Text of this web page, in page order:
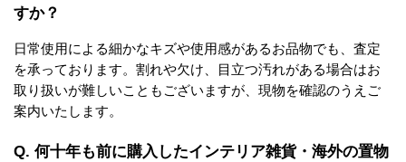
すか？
日常使用による細かなキズや使用感があるお品物でも、査定
を承っております。割れや欠け、目立つ汚れがある場合はお
取り扱いが難しいこともございますが、現物を確認のうえご
案内いたします。
Q. 何十年も前に購入したインテリア雑貨・海外の置物